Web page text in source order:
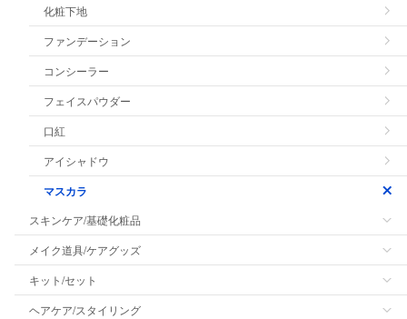
化粧下地
ファンデーション
コンシーラー
フェイスパウダー
口紅
アイシャドウ
マスカラ
スキンケア/基礎化粧品
メイク道具/ケアグッズ
キット/セット
ヘアケア/スタイリング